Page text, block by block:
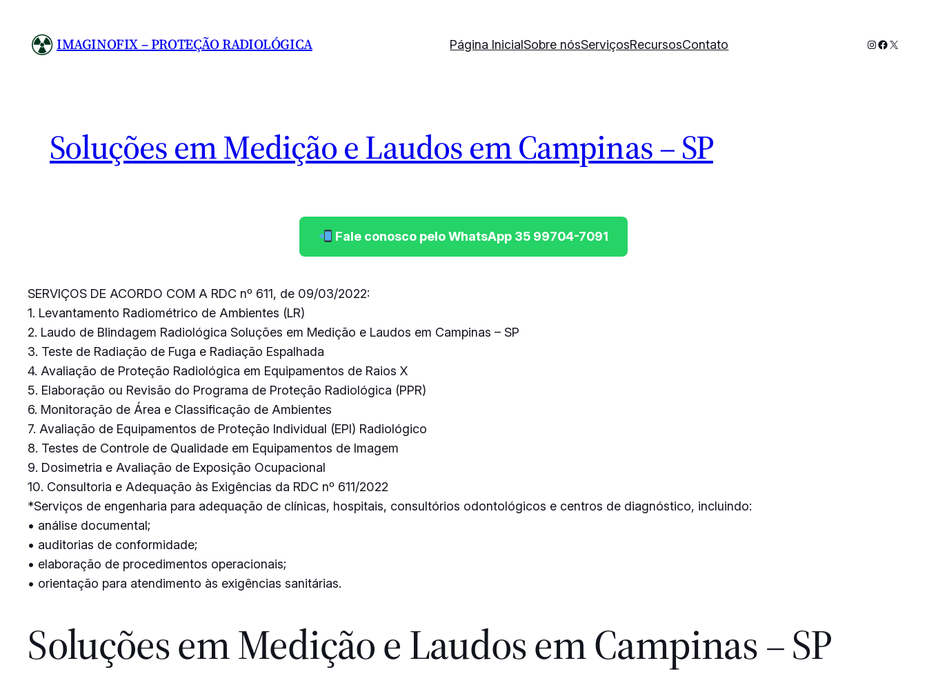
IMAGINOFIX – PROTEÇÃO RADIOLÓGICA Página InicialSobre nósServiçosRecursosContato Instagram
X
Soluções em Medição e Laudos em Campinas – SP
Fale conosco pelo WhatsApp 35 99704-7091
SERVIÇOS DE ACORDO COM A RDC nº 611, de 09/03/2022:
1. Levantamento Radiométrico de Ambientes (LR)
2. Laudo de Blindagem Radiológica Soluções em Medição e Laudos em Campinas – SP
3. Teste de Radiação de Fuga e Radiação Espalhada
4. Avaliação de Proteção Radiológica em Equipamentos de Raios X
5. Elaboração ou Revisão do Programa de Proteção Radiológica (PPR)
6. Monitoração de Área e Classificação de Ambientes
7. Avaliação de Equipamentos de Proteção Individual (EPI) Radiológico
8. Testes de Controle de Qualidade em Equipamentos de Imagem
9. Dosimetria e Avaliação de Exposição Ocupacional
10. Consultoria e Adequação às Exigências da RDC nº 611/2022
*Serviços de engenharia para adequação de clínicas, hospitais, consultórios odontológicos e centros de diagnóstico, incluindo:
• análise documental;
• auditorias de conformidade;
• elaboração de procedimentos operacionais;
• orientação para atendimento às exigências sanitárias.
Soluções em Medição e Laudos em Campinas – SP